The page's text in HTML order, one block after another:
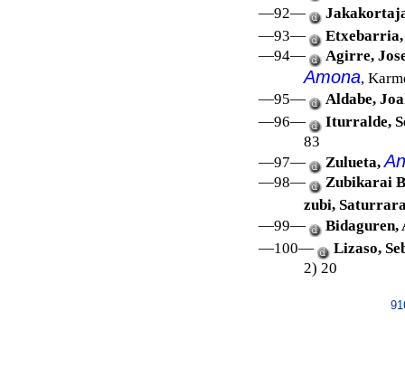
—92—
—93—
—94—
Agirre,
Amona,
—95—
Aldabe,
—96—
Iturralde,
83
—97—
Zulueta,
—98—
Zubikarai
zubi,
—99—
Bidaguren,
—100—
Lizaso,
2) 20